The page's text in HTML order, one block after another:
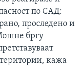
по САД:
проследено и
бргу
кажа